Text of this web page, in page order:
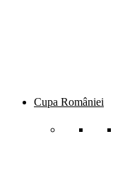
Cupa României